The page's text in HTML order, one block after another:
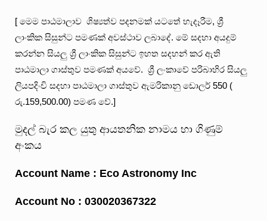
[ මෙම පාඨමාලාව ශිෂ්‍යත්ව පදනමක් යටතේ හැදෑරීම, ශ්‍රී
ලාංකික සිසුන්ට පමණක් අවස්ථාව ලබාදේ. මේ සදහා අයදුම්
කරන්න සියලු ශ්‍රී ලාංකික සිසුන්ට ඉහත සදහන් කර ඇති
පාඨමාලා ගාස්තුව පමණක් අයවේ. ශ්‍රී ලංකාවේ පරිබාහිර සියලු
ලියපදිංචි සදහා පාඨමාලා ගාස්තුව ඇමරිකානු ඩොලර් 550 (
රු.159,500.00) පමණ වේ.]
මුදල් බැර කල යුතු ආයතනික නාමය හා ගිණුම්
අංකය
Account Name : Eco Astronomy Inc
Account No : 030020367322